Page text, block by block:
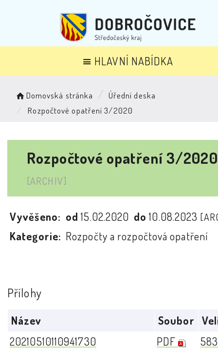
HLAVNÍ NABÍDKA
Domovská stránka
Úřední deska
Rozpočtové opatření 3/2020
Rozpočtové opatření 3/2020
[ARCHIV]
Vyvěšeno: od15.02.2020 do10.08.2023
Kategorie: Rozpočty a rozpočtová opatření
Přílohy
Název Soubor
20210510110941730
PDF